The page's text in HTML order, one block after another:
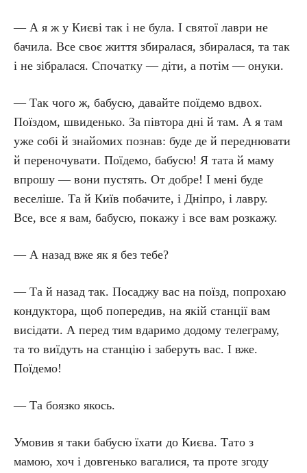
— А я ж у Києві так і не була. І святої лаври не
бачила. Все своє життя збиралася, збиралася, та так
і не зібралася. Спочатку — діти, а потім — онуки.
— Так чого ж, бабусю, давайте поїдемо вдвох.
Поїздом, швиденько. За півтора дні й там. А я там
уже собі й знайомих познав: буде де й переднювати
й переночувати. Поїдемо, бабусю! Я тата й маму
впрошу — вони пустять. От добре! І мені буде
веселіше. Та й Київ побачите, і Дніпро, і лавру.
Все, все я вам, бабусю, покажу і все вам розкажу.
— А назад вже як я без тебе?
— Та й назад так. Посаджу вас на поїзд, попрохаю
кондуктора, щоб попередив, на якій станції вам
висідати. А перед тим вдаримо додому телеграму,
та то виїдуть на станцію і заберуть вас. І вже.
Поїдемо!
— Та боязко якось.
Умовив я таки бабусю їхати до Києва. Тато з
мамою, хоч і довгенько вагалися, та проте згоду